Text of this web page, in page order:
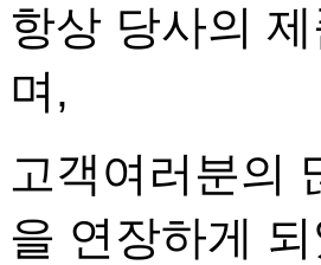
항상 당사의
며,
고객여러분의
을 연장하게